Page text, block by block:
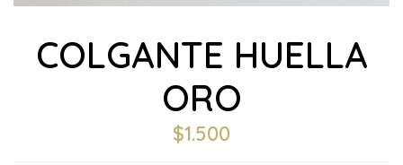
COLGANTE HUELLA
ORO
$1.500